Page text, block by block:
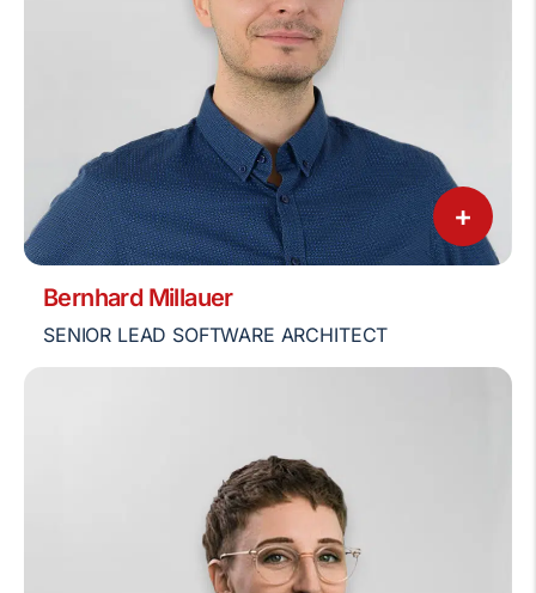
+
Bernhard Millauer
SENIOR LEAD SOFTWARE ARCHITECT